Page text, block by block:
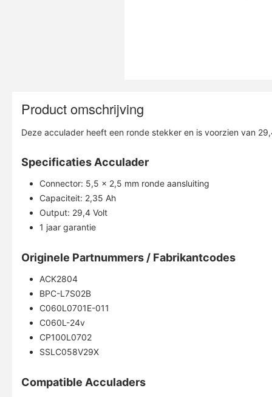
Product omschrijving
Deze acculader heeft een ronde stekker en is voorzien van
Specificaties Acculader
Connector: 5,5 x 2,5 mm ronde aansluiting
Capaciteit: 2,35 Ah
Output: 29,4 Volt
1 jaar garantie
Originele Partnummers / Fabrikantcodes
ACK2804
BPC-L7S02B
C060L0701E-011
C060L-24v
CP100L0702
SSLC058V29X
Compatible Acculaders